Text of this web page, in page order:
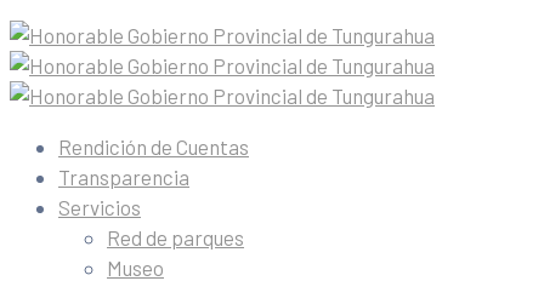
Rendición de Cuentas
Transparencia
Servicios
Red de parques
Museo